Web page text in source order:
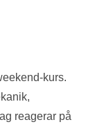
kurs.
reagerar på